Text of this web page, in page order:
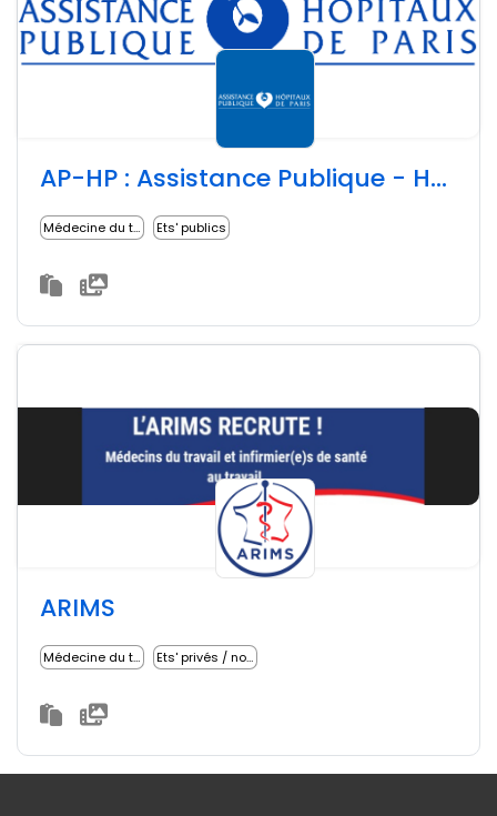
AP-HP : Assistance Publique - Hôpitaux de Paris
Médecine du travail Ets' publics
ARIMS
Médecine du travail Ets' privés / non lucratifs